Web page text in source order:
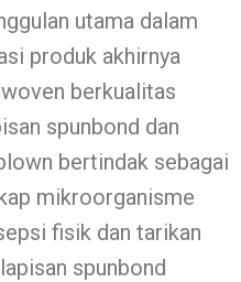
utama dalam
produk akhirnya
berkualitas
spunbond dan
bertindak sebagai
mikroorganisme
fisik dan tarikan
spunbond